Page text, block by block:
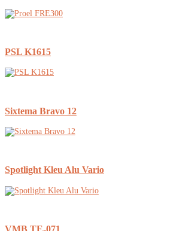
PSL K1615
Sixtema Bravo 12
Spotlight Kleu Alu Vario